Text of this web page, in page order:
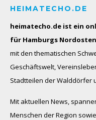
HEIMATECHO.DE
heimatecho.de ist ein
für Hamburgs Nordosten
mit den thematischen
Geschäftswelt,
Stadtteilen der Walddörfer
Mit aktuellen News,
Menschen der Region